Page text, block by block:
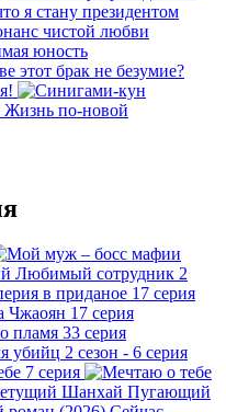
я стану президентом
чистой любви
юность
этот брак не безумие?
Жизнь по-новой
Любимый сотрудник 2
в приданое 17 серия
Чжаоян 17 серия
пламя 33 серия
убийц 2 сезон - 6 серия
7 серия
Пугающий